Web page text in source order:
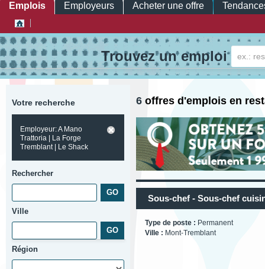
Emplois Employeurs Acheter une offre
Trouvez un emploi
Votre recherche
Employeur: A Mano
Trattoria | La Forge
Tremblant | Le Shack
Rechercher
Ville
Région
6 offres d'emplois en
Sous-chef - Sous-chef
Type de poste : Permanent
Ville : Mont-Tremblant